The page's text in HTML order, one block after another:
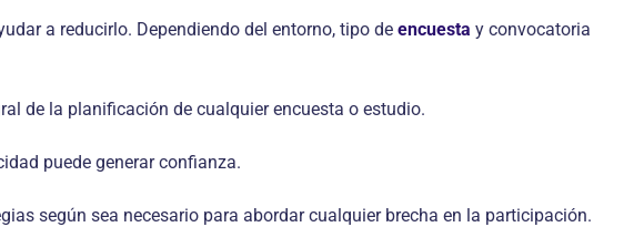
a reducirlo. Dependiendo del entorno, tipo de encuesta y convocatoria
de la planificación de cualquier encuesta o estudio.
puede generar confianza.
según sea necesario para abordar cualquier brecha en la participación.